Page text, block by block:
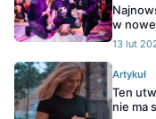
w
13 lut
Artykuł
Ten
nie ma